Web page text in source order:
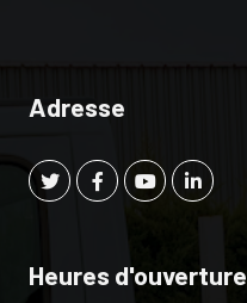
Adresse
Heures d'ouverture